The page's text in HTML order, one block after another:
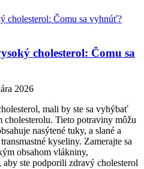
cholesterol: Čomu sa
2026
mali by ste sa vyhýbať
cholesterolu. Tieto potraviny môžu
nasýtené tuky, a slané a
kyseliny. Zamerajte sa
obsahom vlákniny,
ste podporili zdravý cholesterol